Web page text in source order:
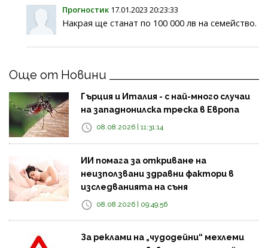
Прогностик 17.01.2023 20:23:33
Накрая ще станат по 100 000 лв на семейство.
Още от Новини
Гърция и Италия - с най-много случаи
на западнонилска треска в Европа
08.08.2026 | 11:31:14
ИИ помага за откриване на
неизползвани здравни фактори в
изследванията на съня
08.08.2026 | 09:49:56
За реклами на „чудодейни“ мехлеми